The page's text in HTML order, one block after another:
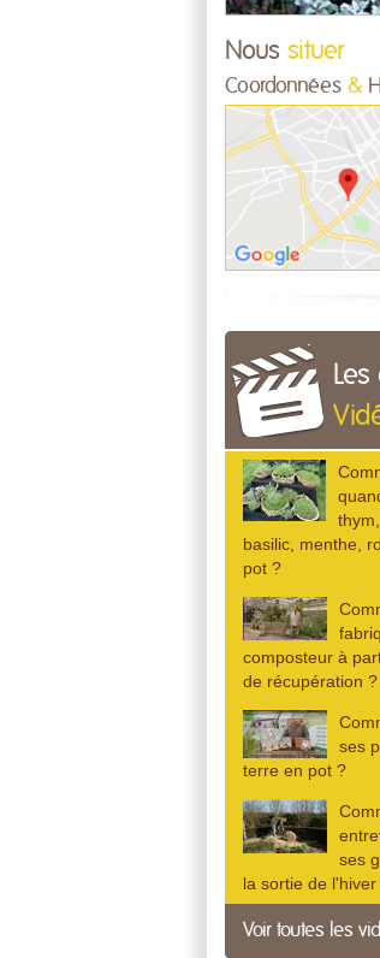
Nous situer
Coordonnées &
Les
basilic, menthe,
pot ?
composteur à
de récupération ?
ses
terre en pot ?
ses
la sortie de l'hiver
Voir toutes les